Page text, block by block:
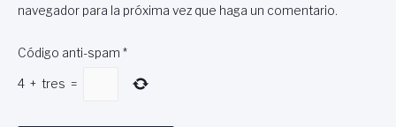
navegador para la próxima vez que haga un comentario.
Código anti-spam *
4 + tres =